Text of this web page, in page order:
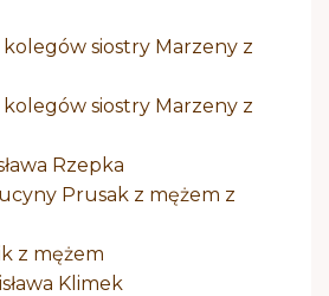
siostry Marzeny z
siostry Marzeny z
Rzepka
Prusak z mężem z
z mężem
Klimek